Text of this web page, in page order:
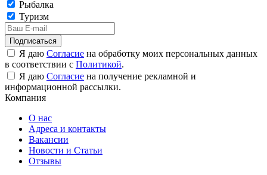
Рыбалка
Туризм
Подписаться
Я даю Согласие на обработку моих персональных данных
в соответствии с Политикой.
Я даю Согласие на получение рекламной и
информационной рассылки.
Компания
О нас
Адреса и контакты
Вакансии
Новости и Статьи
Отзывы